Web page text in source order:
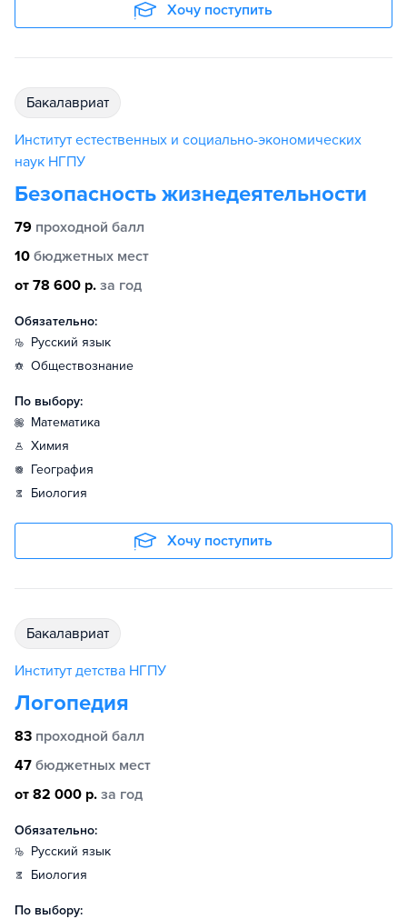
Хочу поступить
бакалавриат
Институт естественных и социально-экономических
наук НГПУ
Безопасность жизнедеятельности
79 проходной балл
10 бюджетных мест
от 78 600 р. за год
Обязательно:
русский язык
обществознание
По выбору:
математика
химия
география
биология
Хочу поступить
бакалавриат
Институт детства НГПУ
Логопедия
83 проходной балл
47 бюджетных мест
от 82 000 р. за год
Обязательно:
русский язык
биология
По выбору: